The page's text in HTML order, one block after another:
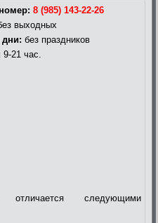
8 (985) 143-22-26
выходных
без праздников
9-21 час.
следующими